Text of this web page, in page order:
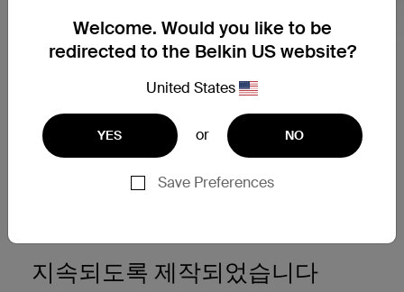
Welcome. Would you like to be
redirected to the Belkin US website?
United States
YES or NO
Save Preferences
지속되도록 제작되었습니다